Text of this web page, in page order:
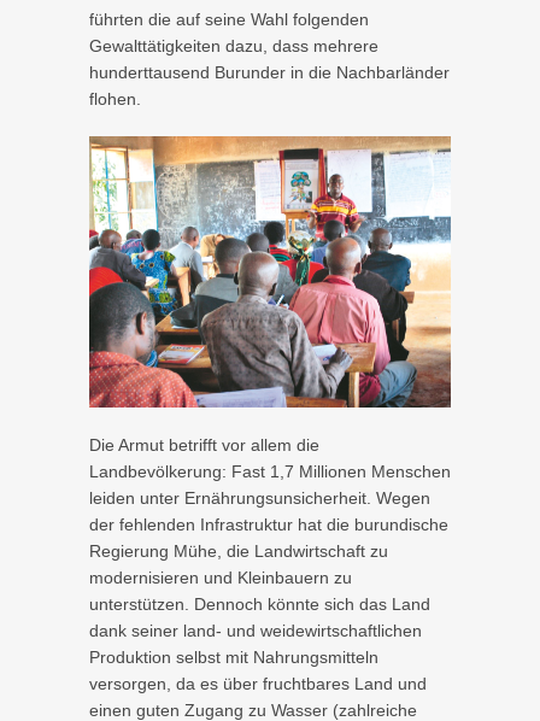
führten die auf seine Wahl folgenden
Gewalttätigkeiten dazu, dass mehrere
hunderttausend Burunder in die Nachbarländer
flohen.
Die Armut betrifft vor allem die
Landbevölkerung: Fast 1,7 Millionen Menschen
leiden unter Ernährungsunsicherheit. Wegen
der fehlenden Infrastruktur hat die burundische
Regierung Mühe, die Landwirtschaft zu
modernisieren und Kleinbauern zu
unterstützen. Dennoch könnte sich das Land
dank seiner land- und weidewirtschaftlichen
Produktion selbst mit Nahrungsmitteln
versorgen, da es über fruchtbares Land und
einen guten Zugang zu Wasser (zahlreiche